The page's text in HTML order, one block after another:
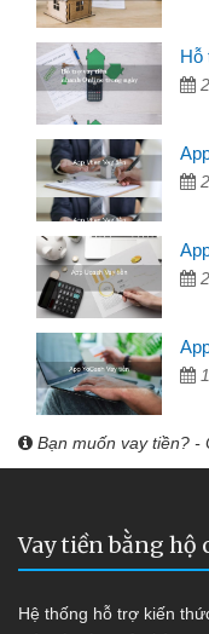
Hỗ
Bạn muốn vay tiền? -
Vay tiền bằng hộ
Hệ thống hỗ trợ kiến